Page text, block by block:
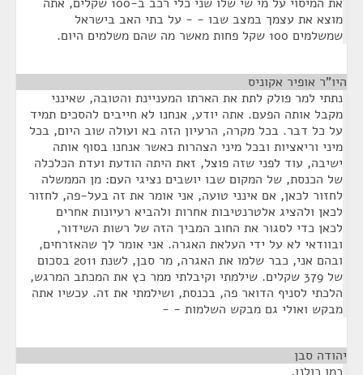
מוצא את עצמך במצב שבו - - על בתי האב בישראל
שמשלמים 100 שקל פחות מאשר מה שהם משלמים היום.
היו"ר אופיר אקוניס
נתתי למר פולק לתת את הארתו המעניינת והטובה, שאינני
מקבל אותה הפעם. אתה יודע, אנחנו לא חייבים להסכים תמיד
על כל דבר. בכל מקרה, הרעיון הזה בא ועולה שוב היום, בכל
מיני וריאציות ובכל מיני הצהרות כאשר אנחנו בסוף אותה
ישיבה, עוד לפני שזה פוצל, זאת היתה הודעת ועדת הכלכלה
של הכנסת, של המקום שבו יושבים נציגי העם: מן הממשלה
לחזור לכאן, אם אינני טועה, אני אומר את זה בעל-פה, לחזור
לכאן ולהציג אלטרנטיבות אחרות ולהביא רעיונות אחרים
לכאן כדי לסגור את החוב המביך הזה של רשות השידור,
ובוודאי לא על ידי העלאת האגרה. אני אומר לך שהאזרחים,
ובהם אני, כבר שלמו את האגרה, מר סבן, לשנת 2011 בסכום
של 379 שקלים. שילמתי וקיבלתי ממר כץ את המכתב המרגש,
הלכתי לסניף הדואר פה, בכנסת, ושילמתי את זה. עכשיו אתה
מבקש ואולי גם מבקש השלמות - -
יהודה סבן